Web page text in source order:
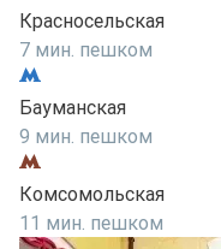
Красносельская
7 мин. пешком
Бауманская
9 мин. пешком
Комсомольская
11 мин. пешком